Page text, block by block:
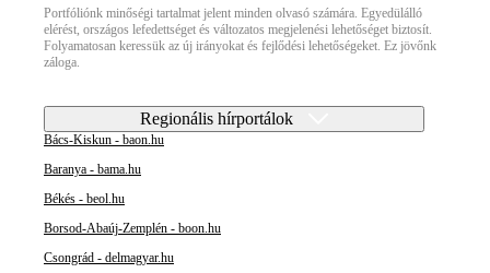
Portfóliónk minőségi tartalmat jelent minden olvasó számára. Egyedülálló
elérést, országos lefedettséget és változatos megjelenési lehetőséget biztosít.
Folyamatosan keressük az új irányokat és fejlődési lehetőségeket. Ez jövőnk
záloga.
Regionális hírportálok
Bács-Kiskun - baon.hu
Baranya - bama.hu
Békés - beol.hu
Borsod-Abaúj-Zemplén - boon.hu
Csongrád - delmagyar.hu